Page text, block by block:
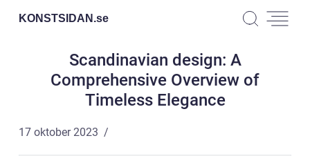
KONSTSIDAN.se
Scandinavian design: A
Comprehensive Overview of
Timeless Elegance
17 oktober 2023